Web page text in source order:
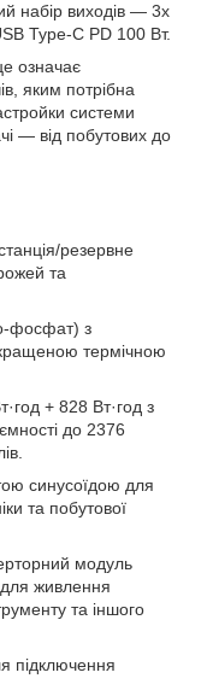
набір виходів — 3x
Type-C PD 100 Вт.
означає
яким потрібна
системи
— від побутових до
резервне
та
фосфат) з
термічною
+ 828 Вт·год з
до 2376
синусоїдою для
та побутової
модуль
живлення
та іншого
підключення